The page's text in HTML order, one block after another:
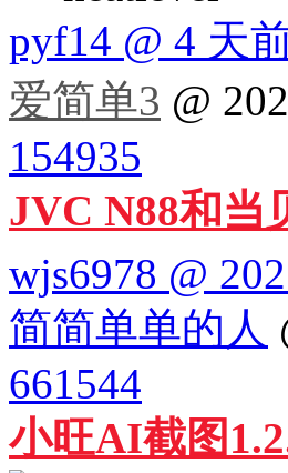
pyf14 @ 4 天
爱简单3 @
154935
JVC N88和当
wjs6978 @
简简单单的人
661544
小旺AI截图